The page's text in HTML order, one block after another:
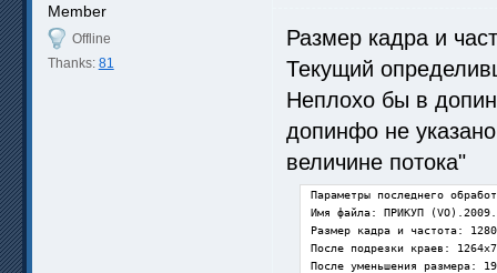
Member
Offline
Thanks: 81
Размер кадра и
Текущий
Неплохо бы в
допинфо не
величине потока"
Параметры последнего
Имя файла: ПРИКУП
Размер кадра и частота:
После подрезки краев:
После уменьшения размера: